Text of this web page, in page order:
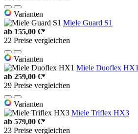
Varianten
Miele Guard S1
ab 155,00 €*
22 Preise vergleichen
Varianten
Miele Duoflex HX1
ab 259,00 €*
29 Preise vergleichen
Varianten
Miele Triflex HX3
ab 579,00 €*
23 Preise vergleichen